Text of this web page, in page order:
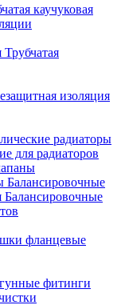
каучуковая
Трубчатая
изоляция
радиаторы
для радиаторов
Балансировочные
Балансировочные
фланцевые
фитинги